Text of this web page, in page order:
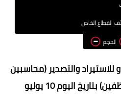
بالجامعات والمعاهد
اخبار
القطاع الخاص
الحجم
والتصدير (محاسبين
اليوم 10 يوليو